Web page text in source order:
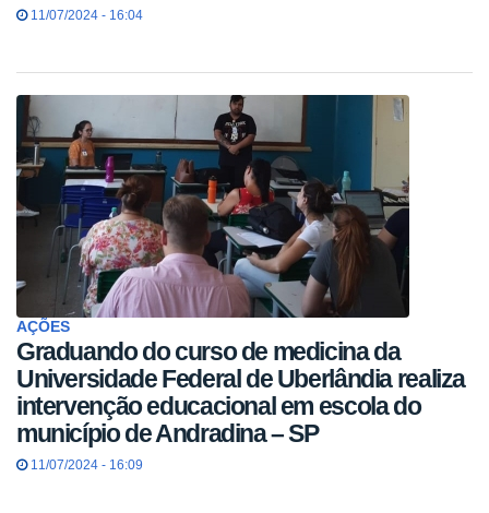
11/07/2024 - 16:04
AÇÕES
Graduando do curso de medicina da
Universidade Federal de Uberlândia realiza
intervenção educacional em escola do
município de Andradina – SP
11/07/2024 - 16:09